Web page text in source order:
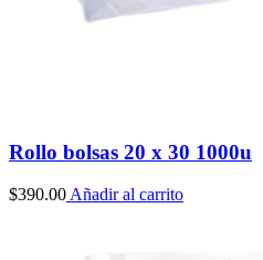
Rollo bolsas 20 x 30 1000u
$390.00 Añadir al carrito